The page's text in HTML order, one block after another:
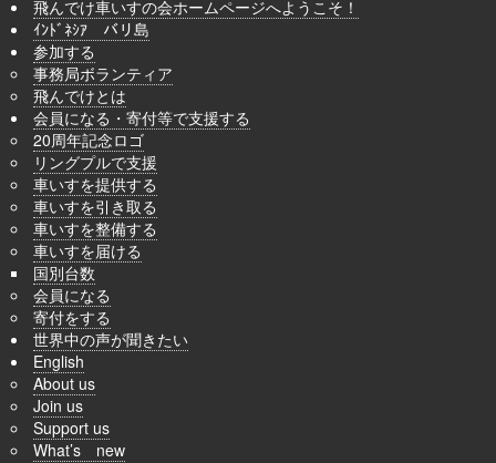
飛んでけ車いすの会ホームページへようこそ！
ｲﾝﾄﾞﾈｼｱ バリ島
参加する
事務局ボランティア
飛んでけとは
会員になる・寄付等で支援する
20周年記念ロゴ
リングプルで支援
車いすを提供する
車いすを引き取る
車いすを整備する
車いすを届ける
国別台数
会員になる
寄付をする
世界中の声が聞きたい
English
About us
Join us
Support us
What’s new